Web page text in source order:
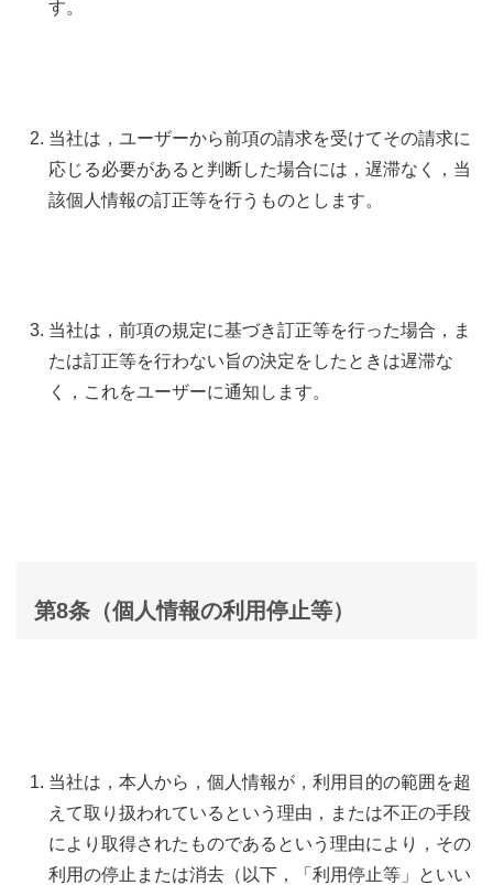
す。
当社は，ユーザーから前項の請求を受けてその請求に
応じる必要があると判断した場合には，遅滞なく，当
該個人情報の訂正等を行うものとします。
当社は，前項の規定に基づき訂正等を行った場合，ま
たは訂正等を行わない旨の決定をしたときは遅滞な
く，これをユーザーに通知します。
第8条（個人情報の利用停止等）
当社は，本人から，個人情報が，利用目的の範囲を超
えて取り扱われているという理由，または不正の手段
により取得されたものであるという理由により，その
利用の停止または消去（以下，「利用停止等」といい